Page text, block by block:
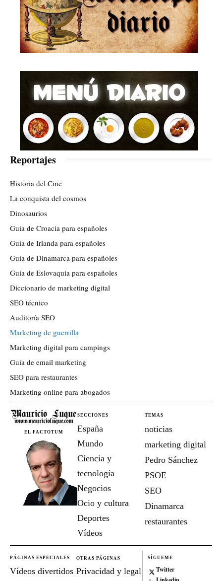
Reportajes
Historia del Cine
La conquista del cosmos
Dinosaurios
Guía de Croacia para españoles
Guía de Irlanda para españoles
Guía de Dinamarca para españoles
Guía de Eslovaquia para españoles
Diccionario de marketing digital
SEO técnico
Auditoría SEO
Marketing de guerrilla
Marketing digital para campings
Guía de email marketing
SEO para restaurantes
Marketing online para abogados
EL FACTOTUM
SECCIONES
España
Mundo
Ciencia y
tecnología
Negocios
Ocio y cultura
Deportes
Vídeos
TEMAS
noticias
marketing digital
Pedro Sánchez
PSOE
SEO
Dinamarca
restaurantes
PÁGINAS ESPECIALES
Vídeos divertidos
OTRAS PÁGINAS
Privacidad y legal
SÍGUEME
Twitter